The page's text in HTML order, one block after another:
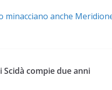
minacciano anche
Scidà compie due anni